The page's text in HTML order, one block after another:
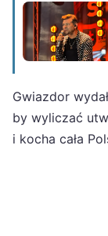
Gwiazdor
by wyliczać
i kocha cała